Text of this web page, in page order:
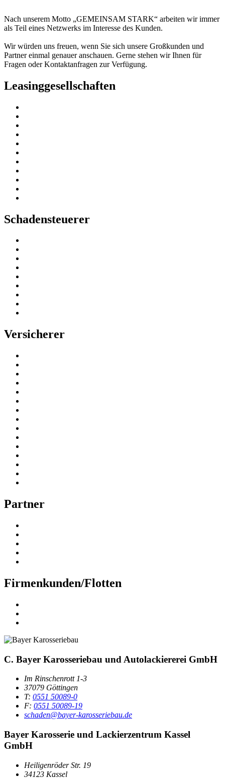
Nach unserem Motto „GEMEINSAM STARK“ arbeiten wir immer
als Teil eines Netzwerks im Interesse des Kunden.
Wir würden uns freuen, wenn Sie sich unsere Großkunden und
Partner einmal genauer anschauen. Gerne stehen wir Ihnen für
Fragen oder Kontaktanfragen zur Verfügung.
Leasinggesellschaften
Schadensteuerer
Versicherer
Partner
Firmenkunden/Flotten
C. Bayer Karosseriebau und Autolackiererei GmbH
Im Rinschenrott 1-3
37079 Göttingen
T: 0551 50089-0
F: 0551 50089-19
schaden@bayer-karosseriebau.de
Bayer Karosserie und Lackierzentrum Kassel
GmbH
Heiligenröder Str. 19
34123 Kassel